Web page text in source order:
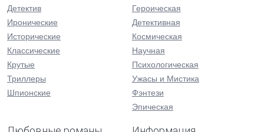
Детектив
Иронические
Исторические
Классические
Крутые
Триллеры
Шпионские
Героическая
Детективная
Космическая
Научная
Психологическая
Ужасы и Мистика
Фэнтези
Эпическая